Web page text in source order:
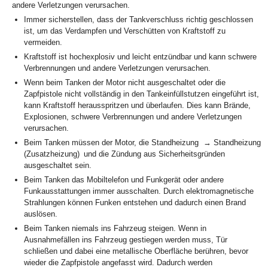
andere Verletzungen verursachen.
Immer sicherstellen, dass der Tankverschluss richtig geschlossen
ist, um das Verdampfen und Verschütten von Kraftstoff zu
vermeiden.
Kraftstoff ist hochexplosiv und leicht entzündbar und kann schwere
Verbrennungen und andere Verletzungen verursachen.
Wenn beim Tanken der Motor nicht ausgeschaltet oder die
Zapfpistole nicht vollständig in den Tankeinfüllstutzen eingeführt ist,
kann Kraftstoff herausspritzen und überlaufen. Dies kann Brände,
Explosionen, schwere Verbrennungen und andere Verletzungen
verursachen.
Beim Tanken müssen der Motor, die Standheizung → Standheizung
(Zusatzheizung) und die Zündung aus Sicherheitsgründen
ausgeschaltet sein.
Beim Tanken das Mobiltelefon und Funkgerät oder andere
Funkausstattungen immer ausschalten. Durch elektromagnetische
Strahlungen können Funken entstehen und dadurch einen Brand
auslösen.
Beim Tanken niemals ins Fahrzeug steigen. Wenn in
Ausnahmefällen ins Fahrzeug gestiegen werden muss, Tür
schließen und dabei eine metallische Oberfläche berühren, bevor
wieder die Zapfpistole angefasst wird. Dadurch werden